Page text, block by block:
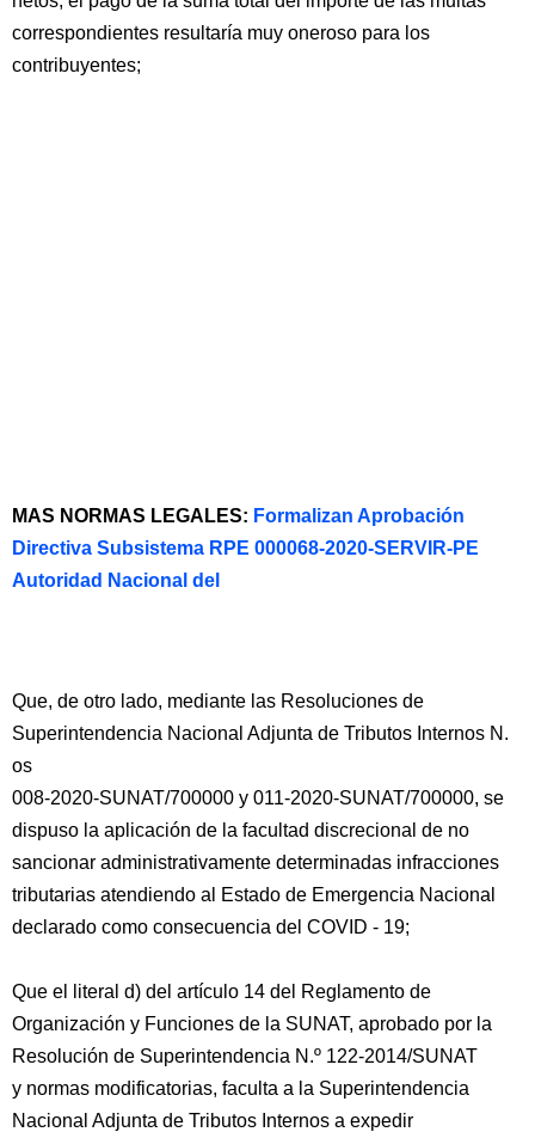
correspondientes resultaría muy oneroso para los
contribuyentes;
MAS NORMAS LEGALES: Formalizan Aprobación
Directiva Subsistema RPE 000068-2020-SERVIR-PE
Autoridad Nacional del
Que, de otro lado, mediante las Resoluciones de
Superintendencia Nacional Adjunta de Tributos Internos N.
os
008-2020-SUNAT/700000 y 011-2020-SUNAT/700000, se
dispuso la aplicación de la facultad discrecional de no
sancionar administrativamente determinadas infracciones
tributarias atendiendo al Estado de Emergencia Nacional
declarado como consecuencia del COVID - 19;
Que el literal d) del artículo 14 del Reglamento de
Organización y Funciones de la SUNAT, aprobado por la
Resolución de Superintendencia N.º 122-2014/SUNAT
y normas modificatorias, faculta a la Superintendencia
Nacional Adjunta de Tributos Internos a expedir